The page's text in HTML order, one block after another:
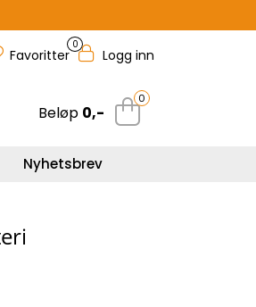
0
Favoritter Logg inn
Beløp 0,-
0
Nyhetsbrev